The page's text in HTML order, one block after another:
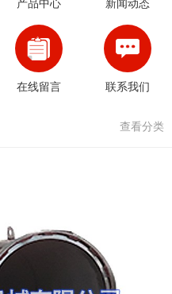
产品中心 新闻动态
在线留言 联系我们
查看分类